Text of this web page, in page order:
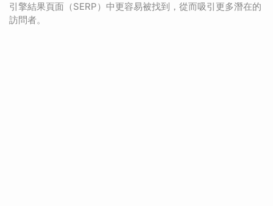
引擎結果頁面（SERP）中更容易被找到，從而吸引更多潛在的
訪問者。